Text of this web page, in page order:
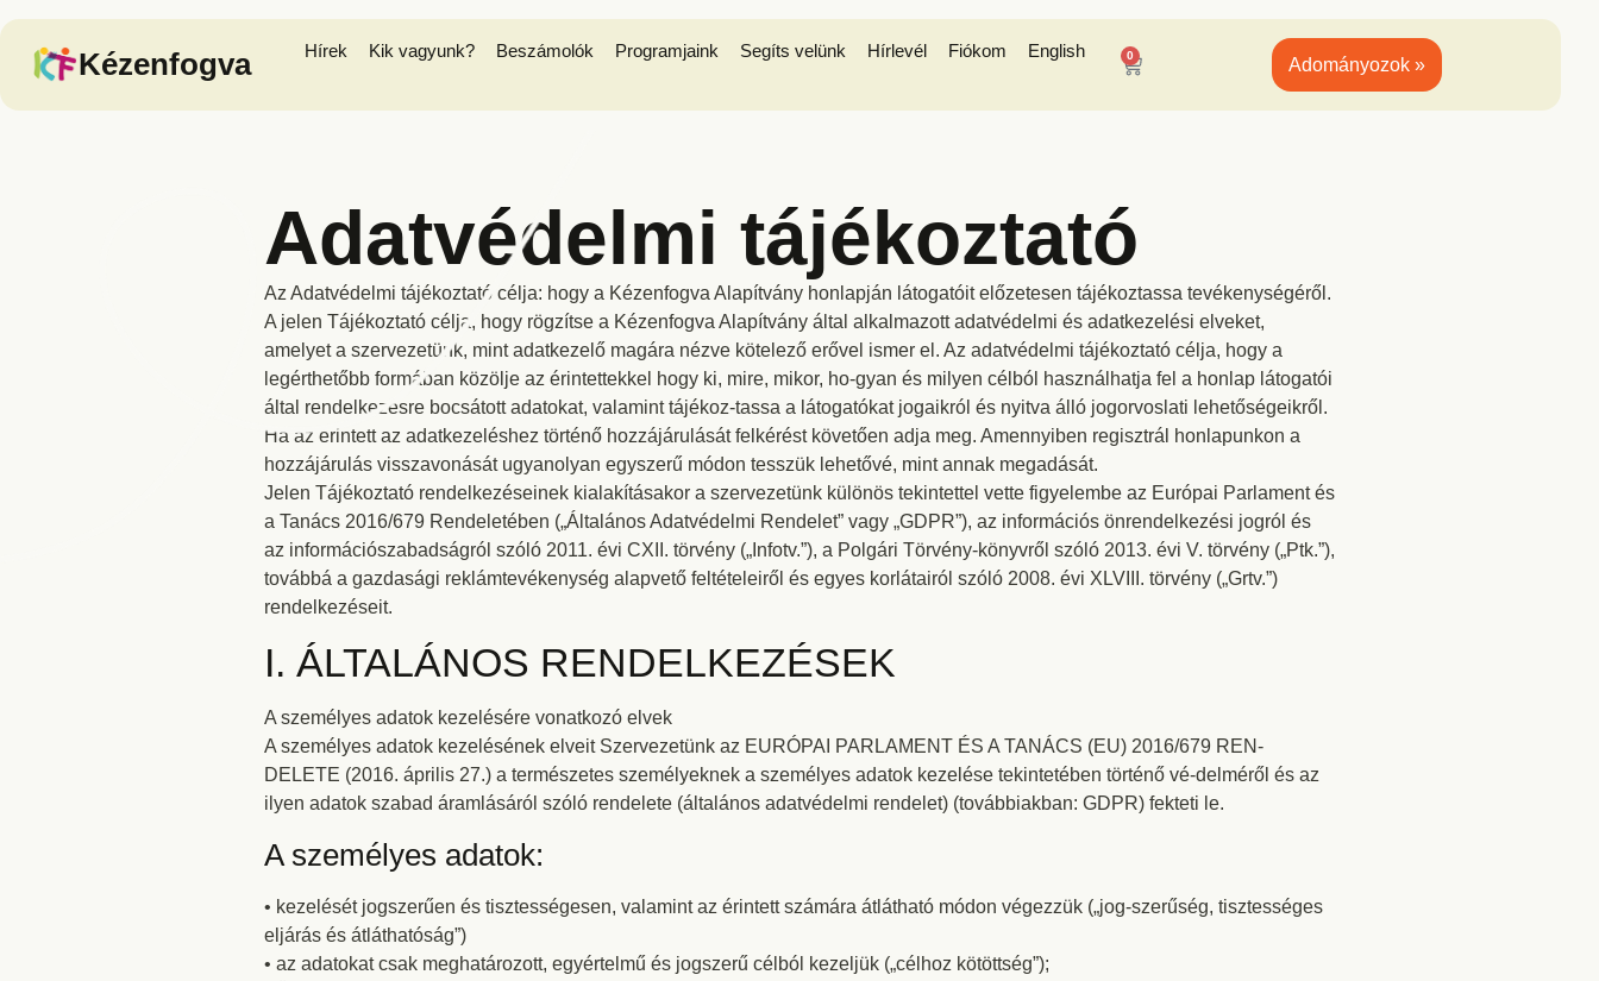
Kézenfogva Hírek Kik vagyunk? Beszámolók Programjaink Segíts velünk Hírlevél Fiókom English 0 Adományozok »
Adatvédelmi tájékoztató
Az Adatvédelmi tájékoztató célja: hogy a Kézenfogva Alapítvány honlapján látogatóit előzetesen tájékoztassa tevékenységéről.
A jelen Tájékoztató célja, hogy rögzítse a Kézenfogva Alapítvány által alkalmazott adatvédelmi és adatkezelési elveket,
amelyet a szervezetünk, mint adatkezelő magára nézve kötelező erővel ismer el. Az adatvédelmi tájékoztató célja, hogy a
legérthetőbb formában közölje az érintettekkel hogy ki, mire, mikor, ho-gyan és milyen célból használhatja fel a honlap látogatói
által rendelkezésre bocsátott adatokat, valamint tájékoz-tassa a látogatókat jogaikról és nyitva álló jogorvoslati lehetőségeikről.
Ha az érintett az adatkezeléshez történő hozzájárulását felkérést követően adja meg. Amennyiben regisztrál honlapunkon a
hozzájárulás visszavonását ugyanolyan egyszerű módon tesszük lehetővé, mint annak megadását.
Jelen Tájékoztató rendelkezéseinek kialakításakor a szervezetünk különös tekintettel vette figyelembe az Európai Parlament és
a Tanács 2016/679 Rendeletében („Általános Adatvédelmi Rendelet” vagy „GDPR”), az információs önrendelkezési jogról és
az információszabadságról szóló 2011. évi CXII. törvény („Infotv.”), a Polgári Törvény-könyvről szóló 2013. évi V. törvény („Ptk.”),
továbbá a gazdasági reklámtevékenység alapvető feltételeiről és egyes korlátairól szóló 2008. évi XLVIII. törvény („Grtv.”)
rendelkezéseit.
I. ÁLTALÁNOS RENDELKEZÉSEK
A személyes adatok kezelésére vonatkozó elvek
A személyes adatok kezelésének elveit Szervezetünk az EURÓPAI PARLAMENT ÉS A TANÁCS (EU) 2016/679 REN-
DELETE (2016. április 27.) a természetes személyeknek a személyes adatok kezelése tekintetében történő vé-delméről és az
ilyen adatok szabad áramlásáról szóló rendelete (általános adatvédelmi rendelet) (továbbiakban: GDPR) fekteti le.
A személyes adatok:
• kezelését jogszerűen és tisztességesen, valamint az érintett számára átlátható módon végezzük („jog-szerűség, tisztességes
eljárás és átláthatóság”)
• az adatokat csak meghatározott, egyértelmű és jogszerű célból kezeljük („célhoz kötöttség”);